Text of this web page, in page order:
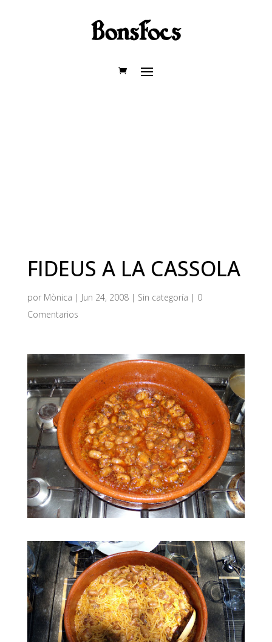
FIDEUS A LA CASSOLA
por Mònica | Jun 24, 2008| Sin categoría | 0
Comentarios